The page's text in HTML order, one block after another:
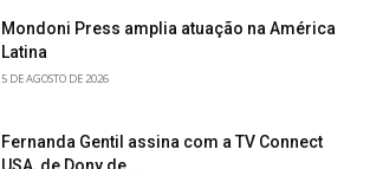
Mondoni Press amplia atuação na América
Latina
5 DE AGOSTO DE 2026
Fernanda Gentil assina com a TV Connect